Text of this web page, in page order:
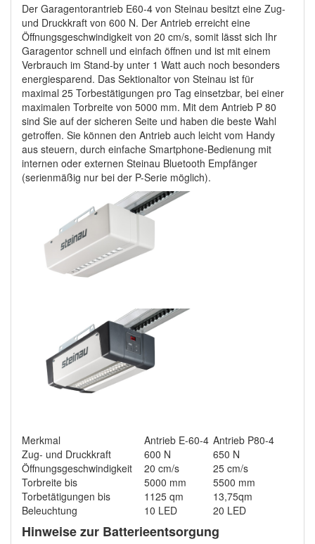
Der Garagentorantrieb E60-4 von Steinau besitzt eine Zug-
und Druckkraft von 600 N. Der Antrieb erreicht eine
Öffnungsgeschwindigkeit von 20 cm/s, somit lässt sich Ihr
Garagentor schnell und einfach öffnen und ist mit einem
Verbrauch im Stand-by unter 1 Watt auch noch besonders
energiesparend. Das Sektionaltor von Steinau ist für
maximal 25 Torbestätigungen pro Tag einsetzbar, bei einer
maximalen Torbreite von 5000 mm. Mit dem Antrieb P 80
sind Sie auf der sicheren Seite und haben die beste Wahl
getroffen. Sie können den Antrieb auch leicht vom Handy
aus steuern, durch einfache Smartphone-Bedienung mit
internen oder externen Steinau Bluetooth Empfänger
(serienmäßig nur bei der P-Serie möglich).
Merkmal Antrieb E-60-4 Antrieb P80-4
Zug- und Druckkraft
600 N
650 N
Öffnungsgeschwindigkeit
20 cm/s
25 cm/s
Torbreite bis
5000 mm
5500 mm
Torbetätigungen bis
1125 qm
13,75qm
Beleuchtung
10 LED 20 LED
Hinweise zur Batterieentsorgung